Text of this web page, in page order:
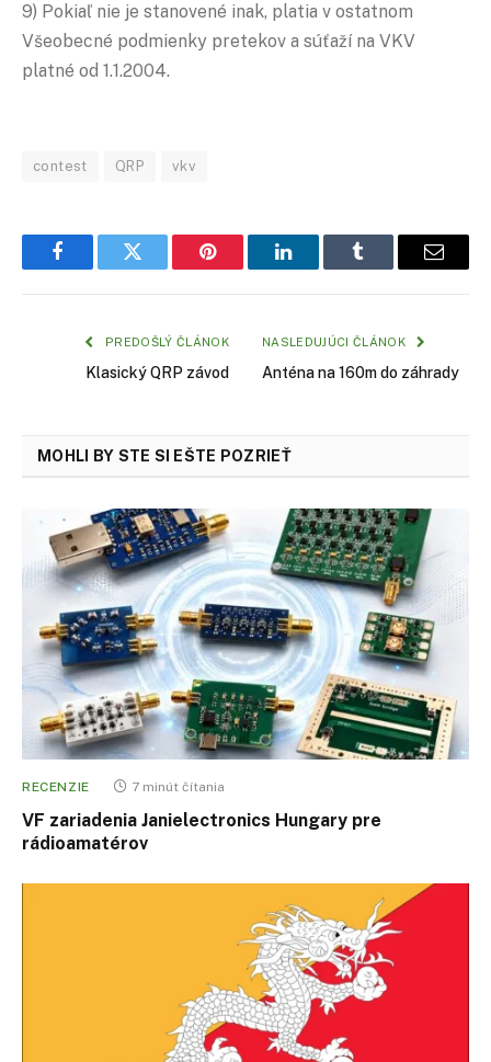
9) Pokiaľ nie je stanovené inak, platia v ostatnom
Všeobecné podmienky pretekov a súťaží na VKV
platné od 1.1.2004.
contest QRP vkv
FacebookTwitter Pinterest LinkedInTumblr Email
PREDOŠLÝ ČLÁNOK
Klasický QRP závod
NASLEDUJÚCI ČLÁNOK
Anténa na 160m do záhrady
MOHLI BY STE SI EŠTE POZRIEŤ
RECENZIE 7 minút čítania
VF zariadenia Janielectronics Hungary pre
rádioamatérov